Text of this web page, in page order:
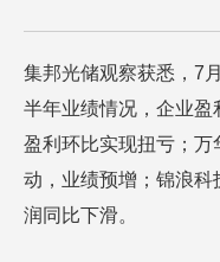
集邦光储观察获悉，7
半年业绩情况，企业盈
盈利环比实现扭亏；
动，业绩预增；锦浪科
润同比下滑。